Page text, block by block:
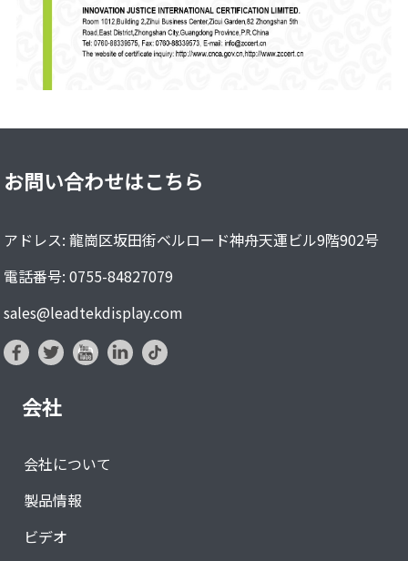
お問い合わせはこちら
アドレス: 龍崗区坂田街ベルロード神舟天運ビル9階902号
電話番号: 0755-84827079
sales@leadtekdisplay.com
会社
会社について
製品情報
ビデオ